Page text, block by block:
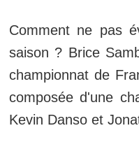
Comment ne pas
saison ? Brice
championnat de
composée d'une
Kevin Danso et